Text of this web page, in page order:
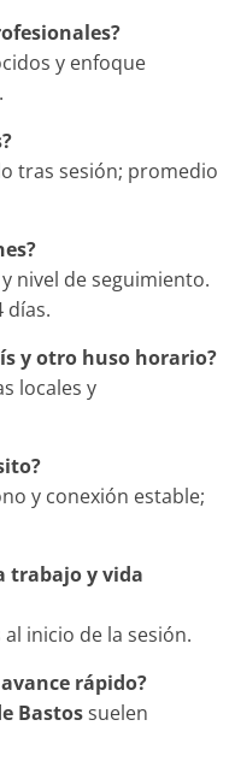
y enfoque
tras sesión; promedio
nivel de seguimiento.
días.
y otro huso horario?
locales y
y conexión estable;
trabajo y vida
inicio de la sesión.
rápido?
Bastossuelen